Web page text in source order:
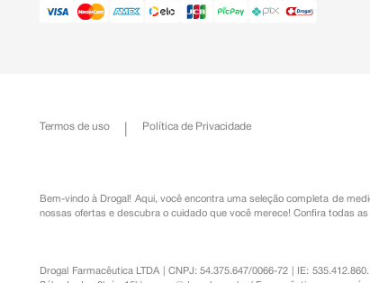
Termos de uso Política de Privacidade
Bem-vindo à Drogal! Aqui, você encontra uma seleção completa de
nossas ofertas e descubra o cuidado que você merece! Confira todas
Drogal Farmacêutica LTDA | CNPJ: 54.375.647/0066-72 | IE: